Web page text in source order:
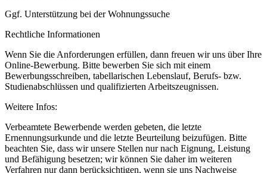
Ggf. Unterstützung bei der Wohnungssuche
Rechtliche Informationen
Wenn Sie die Anforderungen erfüllen, dann freuen wir uns über Ihre
Online-Bewerbung. Bitte bewerben Sie sich mit einem
Bewerbungsschreiben, tabellarischen Lebenslauf, Berufs- bzw.
Studienabschlüssen und qualifizierten Arbeitszeugnissen.
Weitere Infos:
Verbeamtete Bewerbende werden gebeten, die letzte
Ernennungsurkunde und die letzte Beurteilung beizufügen. Bitte
beachten Sie, dass wir unsere Stellen nur nach Eignung, Leistung
und Befähigung besetzen; wir können Sie daher im weiteren
Verfahren nur dann berücksichtigen, wenn sie uns Nachweise